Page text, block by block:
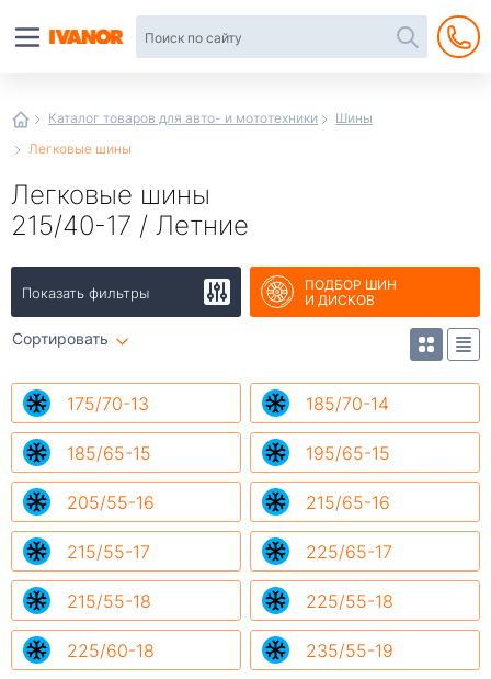
Каталог товаров для авто- и мототехники
Шины
Легковые шины
Легковые шины
215/40-17 / Летние
Показать фильтры
ПОДБОР ШИН
И ДИСКОВ
Сортировать
175/70-13 185/70-14
185/65-15 195/65-15
205/55-16 215/65-16
215/55-17 225/65-17
215/55-18 225/55-18
225/60-18 235/55-19
интернет-